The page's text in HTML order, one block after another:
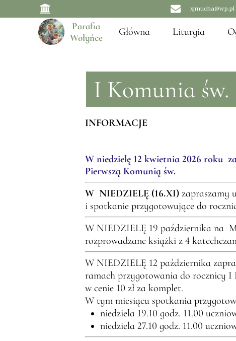
xjmucha@wp.pl
Parafia
Wołyńce
Główna Liturgia
I Komunia św.
INFORMACJE
W niedzielę 12 kwietnia 2026 roku
Pierwszą Komunią św.
W NIEDZIELĘ (16.XI) zapraszamy
i spotkanie przygotowujące do
W NIEDZIELĘ 19 października na
rozprowadzane książki z 4
W NIEDZIELĘ 12 października
ramach przygotowania do rocznicy I
w cenie 10 zł za komplet.
W tym miesiącu spotkania
niedziela 19.10 godz. 11.00
niedziela 27.10 godz. 11.00